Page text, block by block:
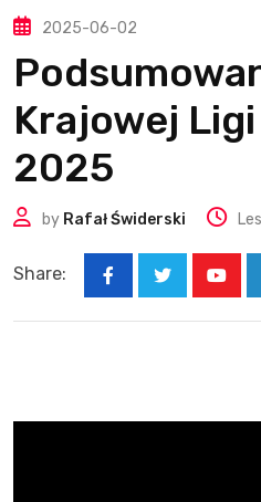
2025-06-02
Krajowej
2025
by Rafał Świderski
Share: